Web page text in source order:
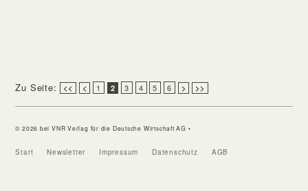
Zu Seite: << < 1 2 3 4 5 6 > >>
© 2026 bei VNR Verlag für die Deutsche Wirtschaft AG •
Start Newsletter Impressum Datenschutz AGB